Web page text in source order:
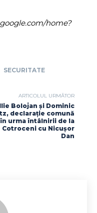
home?
SECURITATE
ARTICOLUL URMĂTOR
Ilie Bolojan și Dominic
declarație comună
în urma întâlnirii de la
Cotroceni cu Nicușor
Dan